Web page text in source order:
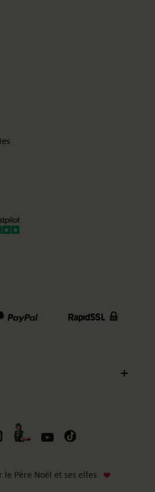
le Père Noël et ses elfes